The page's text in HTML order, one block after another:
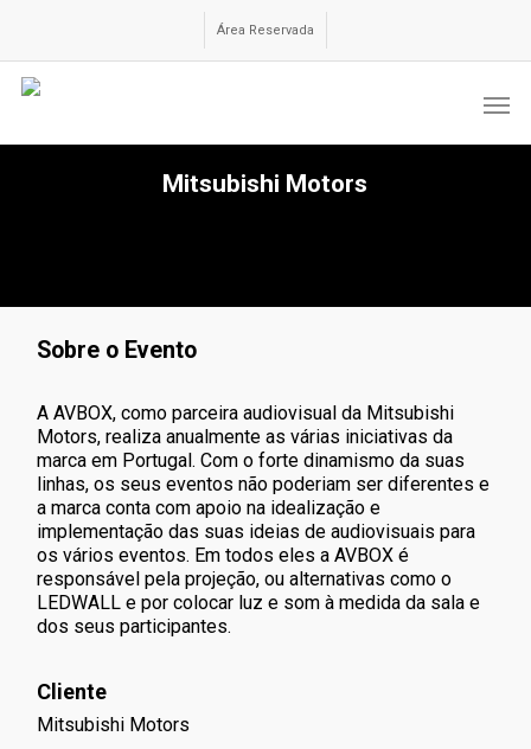
main
content
Área Reservada
Mitsubishi Motors
Sobre o Evento
A AVBOX, como parceira audiovisual da Mitsubishi
Motors, realiza anualmente as várias iniciativas da
marca em Portugal. Com o forte dinamismo da suas
linhas, os seus eventos não poderiam ser diferentes e
a marca conta com apoio na idealização e
implementação das suas ideias deaudiovisuais para
os vários eventos. Em todos eles a AVBOX é
responsável pela projeção, ou alternativas como o
LEDWALL e por colocar luz e som à medida da sala e
dos seus participantes.
Cliente
Mitsubishi Motors